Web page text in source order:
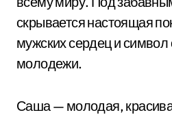
скрывается настоящая
мужских сердец и
молодежи.
Саша — молодая,